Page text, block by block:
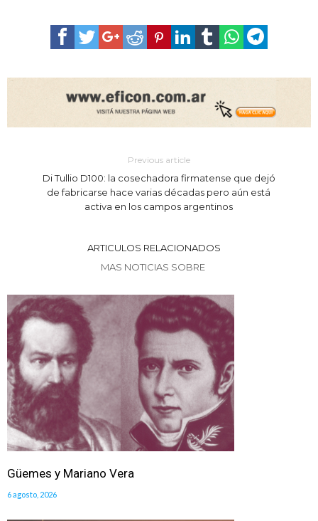
Previous article
Di Tullio D100: la cosechadora firmatense que dejó
de fabricarse hace varias décadas pero aún está
activa en los campos argentinos
ARTICULOS RELACIONADOS
MAS NOTICIAS SOBRE
Güemes y Mariano Vera
6 agosto, 2026